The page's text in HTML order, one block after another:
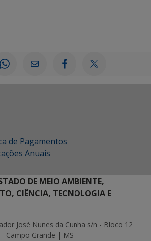
de Pagamentos
Anuais
DE MEIO AMBIENTE,
CIÊNCIA, TECNOLOGIA E
José Nunes da Cunha s/n - Bloco 12
Campo Grande | MS